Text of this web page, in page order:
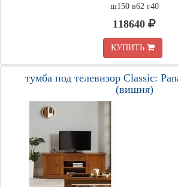
ш150 в62 г40
118640
КУПИТЬ
тумба под телевизор Classic:
(вишня)